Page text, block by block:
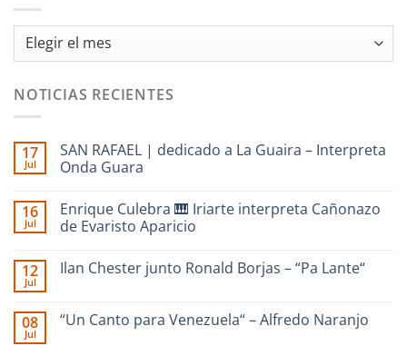
Archivos
NOTICIAS RECIENTES
17
Jul
SAN RAFAEL | dedicado a La Guaira – Interpreta
Onda Guara
comentarios
en
SAN
dedicado
–
Interpreta
16
Jul
Enrique Culebra 🎹 Iriarte interpreta Cañonazo
de Evaristo Aparicio
comentarios
🎹
Iriarte
12
Jul
Ilan Chester junto Ronald Borjas – “Pa Lante“
comentarios
en
08
Jul
“Un Canto para Venezuela“ – Alfredo Naranjo